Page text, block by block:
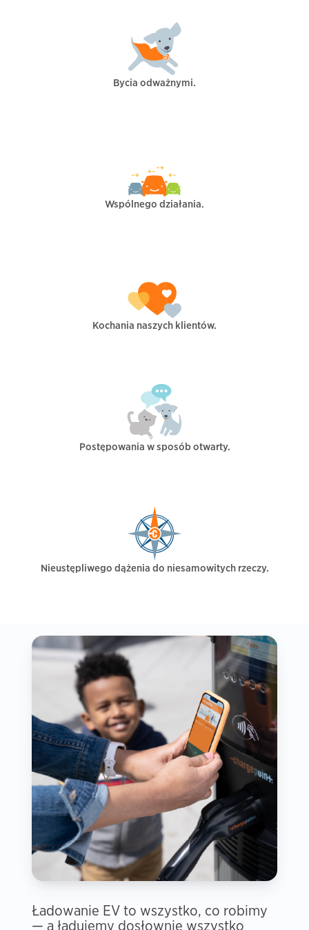
Bycia odważnymi.
Wspólnego działania.
Kochania naszych klientów.
Postępowania w sposób otwarty.
Nieustępliwego dążenia do niesamowitych rzeczy.
Ładowanie EV to wszystko, co robimy
— a ładujemy dosłownie wszystko